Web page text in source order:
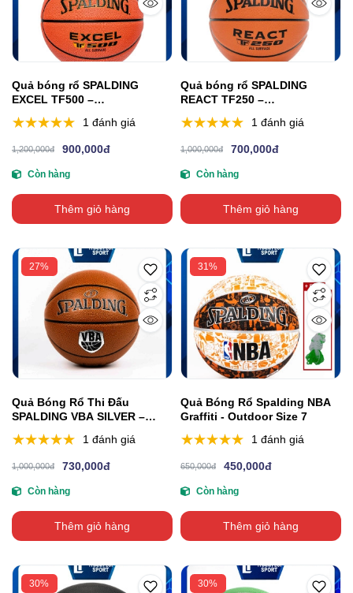
Quả bóng rổ SPALDING
EXCEL TF500 –
1 đánh giá
1,200,000đ 900,000đ
Còn hàng
Thêm giỏ hàng
Quả bóng rổ SPALDING
REACT TF250 –
1 đánh giá
1,000,000đ 700,000đ
Còn hàng
Thêm giỏ hàng
27%
Quả Bóng Rổ Thi Đấu
SPALDING VBA SILVER –
1 đánh giá
1,000,000đ 730,000đ
Còn hàng
Thêm giỏ hàng
31%
Quả Bóng Rổ Spalding NBA
Graffiti - Outdoor Size 7
1 đánh giá
650,000đ 450,000đ
Còn hàng
Thêm giỏ hàng
30% 30%